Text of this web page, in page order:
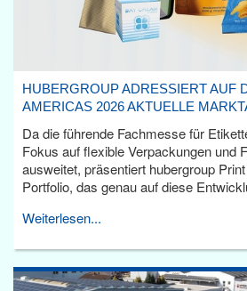
HUBERGROUP ADRESSIERT AUF
AMERICAS 2026 AKTUELLE
Da die führende Fachmesse für
Fokus auf flexible Verpackungen und
ausweitet, präsentiert hubergroup
Portfolio, das genau auf diese
Weiterlesen...